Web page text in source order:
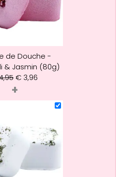
de Douche -
& Jasmin (80g)
€ 3,96
+